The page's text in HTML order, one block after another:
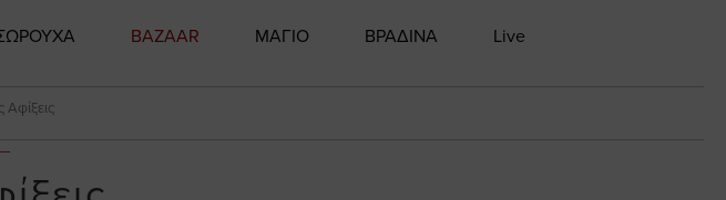
BAZAAR ΜΑΓΙΟ ΒΡΑΔΙΝΑ Live
Αφίξεις